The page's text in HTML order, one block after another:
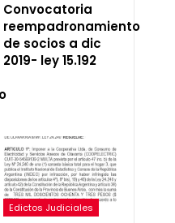
Convocatoria
reempadronamiento
de socios a dic
2019- ley 15.192
Edictos Judiciales